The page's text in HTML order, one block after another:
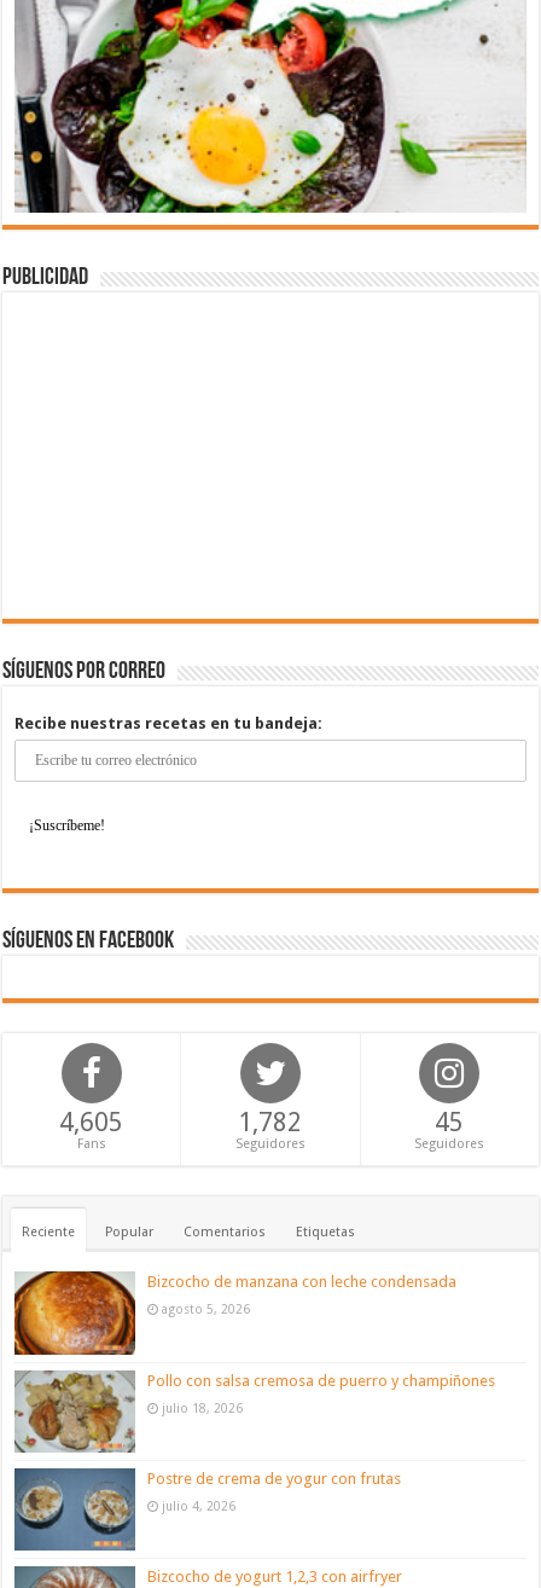
Publicidad
Síguenos por correo
Recibe nuestras recetas en tu bandeja:
Síguenos en Facebook
4,605
Fans
1,782
Seguidores
45
Seguidores
Reciente Popular Comentarios Etiquetas
Bizcocho de manzana con leche condensada
agosto 5, 2026
Pollo con salsa cremosa de puerro y champiñones
julio 18, 2026
Postre de crema de yogur con frutas
julio 4, 2026
Bizcocho de yogurt 1,2,3 con airfryer